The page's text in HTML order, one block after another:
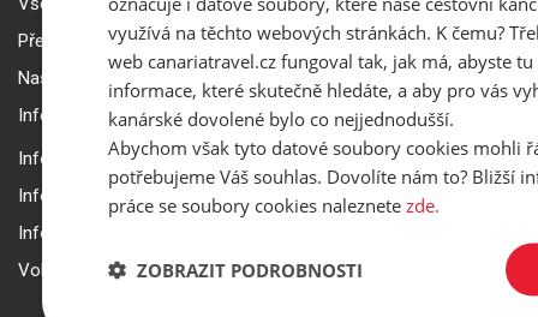
Přepravní podmínky Smartwings
Nastavení a ochrana soukromí
Informace k rezervaci zájezdu
Informace k pojištění
Informace k letecké přepravě
Informace k ubytování a pobytu
Volitelné doplňkové služby
využívá na těchto webových stránkách. K čemu?
web canariatravel.cz fungoval tak, jak má, abyste
informace, které skutečně hledáte, a aby pro vás
kanárské dovolené bylo co nejjednodušší.
Abychom však tyto datové soubory cookies mohli
potřebujeme Váš souhlas. Dovolíte nám to? Bližší
práce se soubory cookies naleznete zde.
ZOBRAZIT PODROBNOSTI